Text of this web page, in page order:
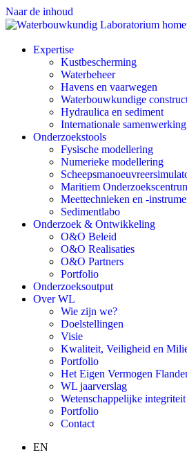
Naar de inhoud
Expertise
Kustbescherming
Waterbeheer
Havens en vaarwegen
Waterbouwkundige
Hydraulica en sediment
Internationale samenwerking
Onderzoekstools
Fysische modellering
Numerieke modellering
Maritiem
Meettechnieken en -
Sedimentlabo
Onderzoek & Ontwikkeling
O&O Beleid
O&O Realisaties
O&O Partners
Portfolio
Onderzoeksoutput
Over WL
Wie zijn we?
Doelstellingen
Visie
Kwaliteit, Veiligheid en
Portfolio
Het Eigen Vermogen
WL jaarverslag
Wetenschappelijke integriteit
Portfolio
Contact
EN